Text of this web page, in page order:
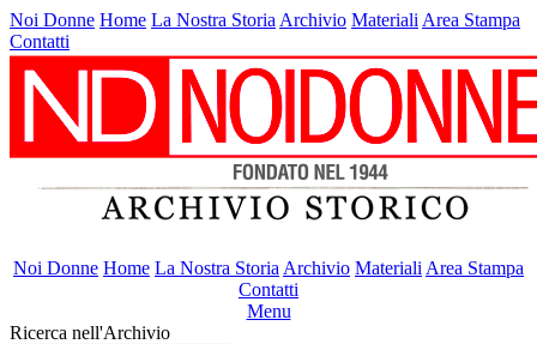
Noi Donne Home La Nostra Storia Archivio Materiali Area Stampa
Contatti
Noi Donne Home La Nostra Storia Archivio Materiali Area Stampa
Contatti
Menu
Ricerca nell'Archivio